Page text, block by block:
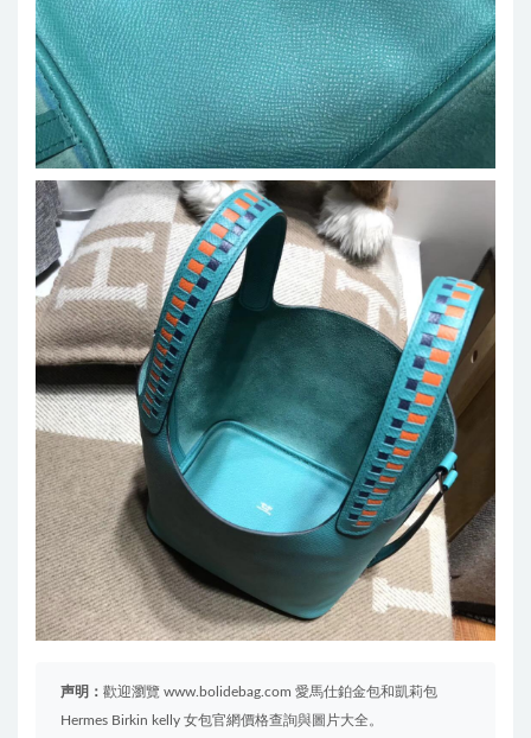
声明： 歡迎瀏覽 www.bolidebag.com 愛馬仕鉑金包和凱莉包
Hermes Birkin kelly 女包官網價格查詢與圖片大全。